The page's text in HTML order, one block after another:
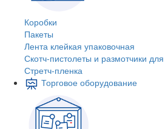
Коробки
Пакеты
Лента клейкая упаковочная
Скотч-пистолеты и размотчики
Стретч-пленка
Торговое оборудование